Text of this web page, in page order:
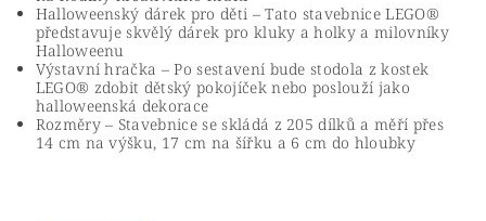
Halloweenský dárek pro děti – Tato stavebnice LEGO®
představuje skvělý dárek pro kluky a holky a milovníky
Halloweenu
Výstavní hračka – Po sestavení bude stodola z kostek
LEGO® zdobit dětský pokojíček nebo poslouží jako
halloweenská dekorace
Rozměry – Stavebnice se skládá z 205 dílků a měří přes
14 cm na výšku, 17 cm na šířku a 6 cm do hloubky